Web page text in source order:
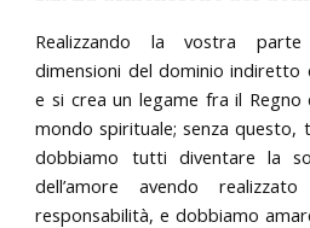
Realizzando la vostra
dimensioni del dominio
e si crea un legame fra il Regno
mondo spirituale; senza questo,
dobbiamo tutti diventare la
dell’amore avendo
responsabilità, e dobbiamo